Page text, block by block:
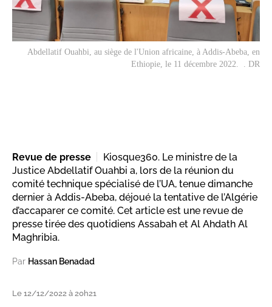
Abdellatif Ouahbi, au siège de l'Union africaine, à Addis-Abeba, en
Ethiopie, le 11 décembre 2022. . DR
Revue de presse
Kiosque360. Le ministre de la
Justice Abdellatif Ouahbi a, lors de la réunion du
comité technique spécialisé de l’UA, tenue dimanche
dernier à Addis-Abeba, déjoué la tentative de l’Algérie
d’accaparer ce comité. Cet article est une revue de
presse tirée des quotidiens Assabah et Al Ahdath Al
Maghribia.
Par Hassan Benadad
Le 12/12/2022 à 20h21